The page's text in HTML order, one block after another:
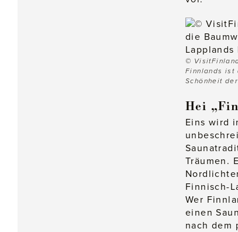
©
Finnlands ist
Schönheit
Hei
Eins wird
Träumen.
Finnisch-
Wer
einen
nach dem